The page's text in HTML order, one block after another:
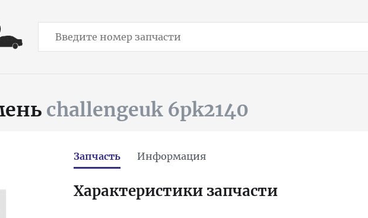
challengeuk 6pk2140
Запчасть Информация
Характеристики запчасти